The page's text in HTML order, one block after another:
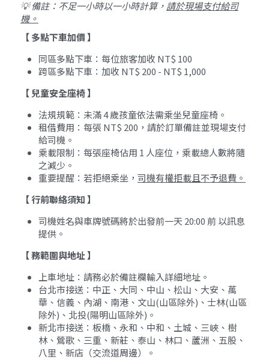
💡 備註：不足一小時以一小時計算， 請於現場支付給司
機。
【 多點下車加價 】
同區多點下車：每位旅客加收 NT$ 100
跨區多點下車：加收 NT$ 200 - NT$ 1,000
【 兒童安全座椅 】
法規規範：未滿 4 歲孩童依法需乘坐兒童座椅。
租借費用：每張 NT$ 200，請於訂單備註並現場支付
給司機。
乘載限制：每張座椅佔用 1 人座位，乘載總人數將隨
之減少。
重要提醒：若拒絕乘坐， 司機有權拒載且不予退費。
【 行前聯絡須知 】
司機姓名與車牌號碼將於出發前一天 20:00 前 以訊息
提供。
【 務範圍與地址 】
上車地址：請務必於備註欄輸入詳細地址。
台北市接送：中正、大同、中山、松山、大安、萬
華、信義、內湖、南港、文山(山區除外)、士林(山區
除外)、北投(陽明山區除外)。
新北市接送：板橋、永和、中和、土城、三峽、樹
林、鶯歌、三重、新莊、泰山、林口、蘆洲、五股、
八里、新店（交流道周邊）。